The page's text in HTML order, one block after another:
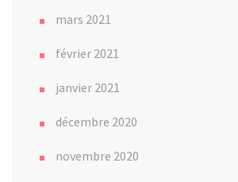
mars 2021
février 2021
janvier 2021
décembre 2020
novembre 2020